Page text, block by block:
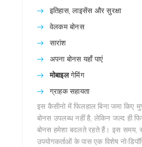
इतिहास, लाइसेंस और सुरक्षा
वेलकम बोनस
सारांश
अपना बोनस यहाँ पाएं
मोबाइलगेमिंग
ग्राहक सहायता
इस कैसीनो में फिलहाल बिना जमा किए
बोनस उपलब्ध नहीं है, लेकिन जल्द ही
बोनस हमेशा बदलते रहते हैं। इस समय,
उपयोगकर्ताओं के पास एक विशेष नो-